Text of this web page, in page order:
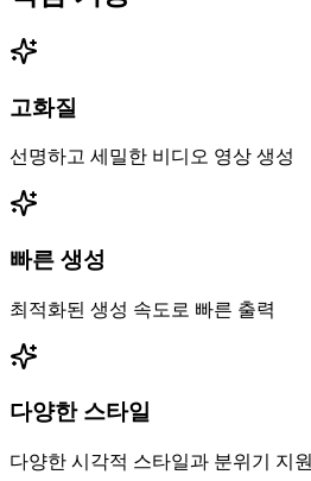
고화질
선명하고 세밀한 비디오 영상 생성
빠른 생성
최적화된 생성 속도로 빠른 출력
다양한 스타일
다양한 시각적 스타일과 분위기 지원